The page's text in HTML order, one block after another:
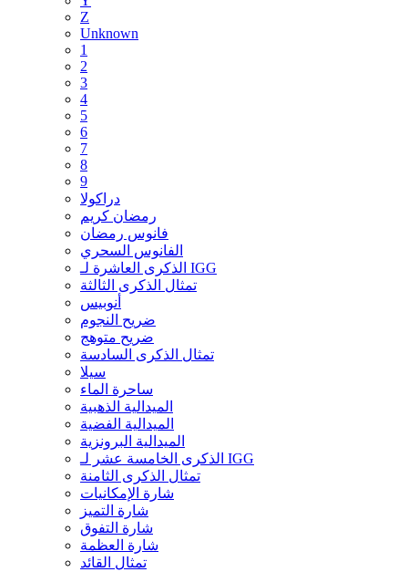
Z
Unknown
1
2
3
4
5
6
7
8
9
دراكولا
رمضان كريم
فانوس رمضان
الفانوس السحري
الذكرى العاشرة لـ IGG
تمثال الذكرى الثالثة
أنوبيس
ضريح النجوم
ضريح متوهج
تمثال الذكرى السادسة
سيلا
ساحرة الماء
الميدالية الذهبية
الميدالية الفضية
الميدالية البرونزية
الذكرى الخامسة عشر لـ IGG
تمثال الذكرى الثامنة
شارة الإمكانيات
شارة التميز
شارة التفوق
شارة العظمة
تمثال القائد